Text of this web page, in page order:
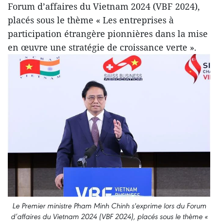
Forum d’affaires du Vietnam 2024 (VBF 2024),
placés sous le thème « Les entreprises à
participation étrangère pionnières dans la mise
en œuvre une stratégie de croissance verte ».
Le Premier ministre Pham Minh Chinh s'exprime lors du Forum
d’affaires du Vietnam 2024 (VBF 2024), placés sous le thème «